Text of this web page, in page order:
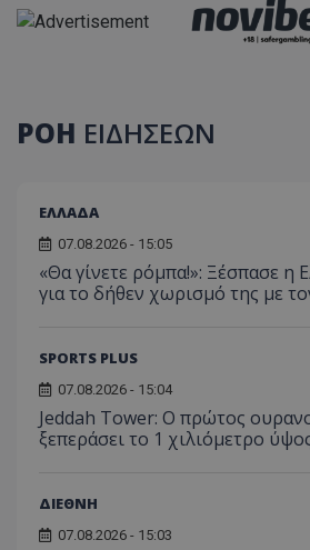
ΡΟΗ ΕΙΔΗΣΕΩΝ
ΕΛΛΑΔΑ
07.08.2026 - 15:05
«Θα γίνετε ρόμπα!»: Ξέσπασε η
για το δήθεν χωρισμό της με
SPORTS PLUS
07.08.2026 - 15:04
Jeddah Tower: Ο πρώτος
ξεπεράσει το 1 χιλιόμετρο
ΔΙΕΘΝΗ
07.08.2026 - 15:03